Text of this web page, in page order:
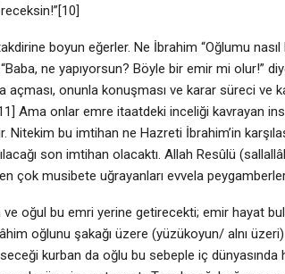
boyun eğerler. Ne İbrahim “Oğlumu
ne yapıyorsun? Böyle bir emir mi olur!”
açması, onunla konuşması ve karar süreci ve
Ama onlar emre itaatdeki inceliği kavrayan
Nitekim bu imtihan ne Hazreti İbrahim’in
son imtihan olacaktı. Allah Resûlü
çok musibete uğrayanları evvela
ve oğul bu emri yerine getirecekti; emir hayat
oğlunu şakağı üzere (yüzükoyun/ alnı üzeri)
kurban da oğlu bu sebeple iç dünyasında